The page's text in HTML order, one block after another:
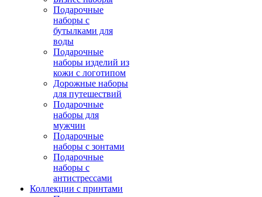
Подарочные
наборы с
бутылками для
воды
Подарочные
наборы изделий из
кожи с логотипом
Дорожные наборы
для путешествий
Подарочные
наборы для
мужчин
Подарочные
наборы с зонтами
Подарочные
наборы с
антистрессами
Коллекции с принтами